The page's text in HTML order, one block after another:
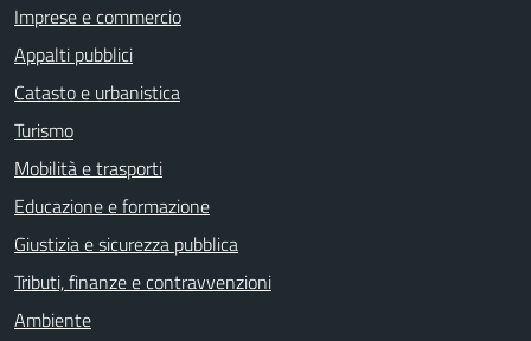
Imprese e commercio
Appalti pubblici
Catasto e urbanistica
Turismo
Mobilità e trasporti
Educazione e formazione
Giustizia e sicurezza pubblica
Tributi, finanze e contravvenzioni
Ambiente